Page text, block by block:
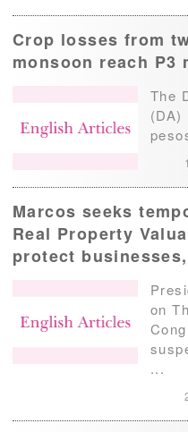
Crop losses from
monsoon reach P3
The
(DA)
Marcos seeks
Real Property
protect
on
...